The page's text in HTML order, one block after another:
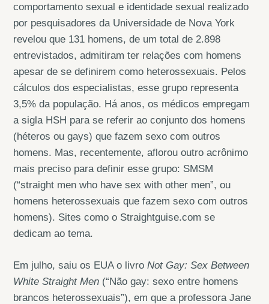
comportamento sexual e identidade sexual realizado
por pesquisadores da Universidade de Nova York
revelou que 131 homens, de um total de 2.898
entrevistados, admitiram ter relações com homens
apesar de se definirem como heterossexuais. Pelos
cálculos dos especialistas, esse grupo representa
3,5% da população. Há anos, os médicos empregam
a sigla HSH para se referir ao conjunto dos homens
(héteros ou gays) que fazem sexo com outros
homens. Mas, recentemente, aflorou outro acrônimo
mais preciso para definir esse grupo: SMSM
(“straight men who have sex with other men”, ou
homens heterossexuais que fazem sexo com outros
homens). Sites como o Straightguise.com se
dedicam ao tema.
Em julho, saiu os EUA o livroNot Gay: Sex Between
White Straight Men (“Não gay: sexo entre homens
brancos heterossexuais”), em que a professora Jane